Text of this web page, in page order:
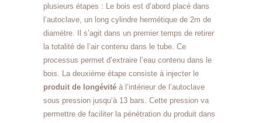
plusieurs étapes : Le bois est d’abord placé dans
l’autoclave, un long cylindre hermétique de 2m de
diamètre. Il s’agit dans un premier temps de retirer
la totalité de l’air contenu dans le tube. Ce
processus permet d’extraire l’eau contenu dans le
bois. La deuxième étape consiste à injecter le
produit de longévité à l’intérieur de l’autoclave
sous pression jusqu’à 13 bars. Cette pression va
permettre de faciliter la pénétration du produit dans